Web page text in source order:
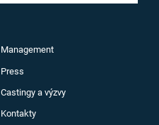
Management
Press
Castingy a výzvy
Kontakty